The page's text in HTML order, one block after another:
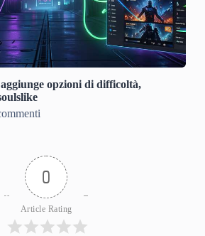
opzioni di difficoltà,
0
Article Rating